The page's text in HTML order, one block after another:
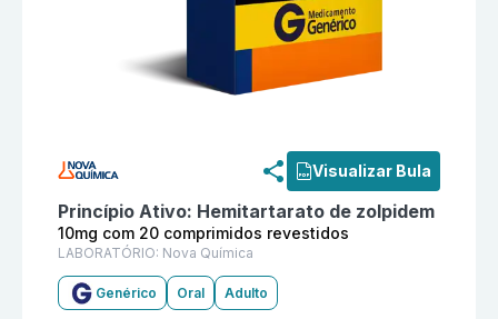
Visualizar Bula
Princípio Ativo: Hemitartarato de zolpidem
10mg com 20 comprimidos revestidos
LABORATÓRIO: Nova Química
Genérico Oral Adulto